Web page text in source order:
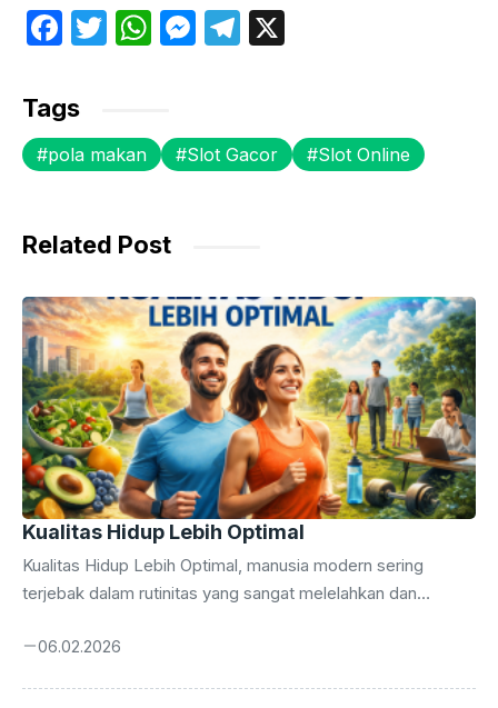
F
c
e
b
o
T
er
W
s
A
p
M
s
e
T
gr
a
Tags
pola makan Slot Gacor Slot Online
Related Post
Kualitas Hidup Lebih Optimal
Kualitas Hidup Lebih Optimal, manusia modern sering
terjebak dalam rutinitas yang sangat melelahkan dan
segera mengevaluasi kembali cara kita mengelola waktu
06.02.2026